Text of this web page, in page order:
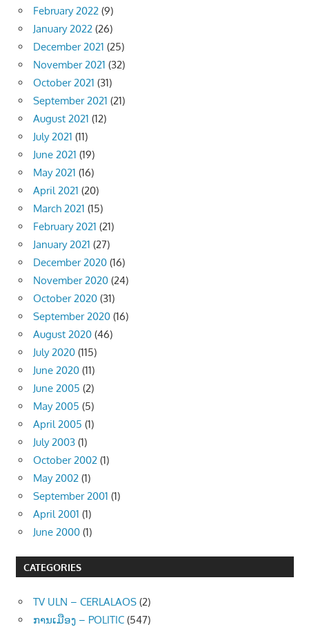
February 2022 (9)
January 2022 (26)
December 2021 (25)
November 2021 (32)
October 2021 (31)
September 2021 (21)
August 2021 (12)
July 2021 (11)
June 2021 (19)
May 2021 (16)
April 2021 (20)
March 2021 (15)
February 2021 (21)
January 2021 (27)
December 2020 (16)
November 2020 (24)
October 2020 (31)
September 2020 (16)
August 2020 (46)
July 2020 (115)
June 2020 (11)
June 2005 (2)
May 2005 (5)
April 2005 (1)
July 2003 (1)
October 2002 (1)
May 2002 (1)
September 2001 (1)
April 2001 (1)
June 2000 (1)
CATEGORIES
TV ULN – CERLALAOS (2)
ການເມືອງ – POLITIC (547)